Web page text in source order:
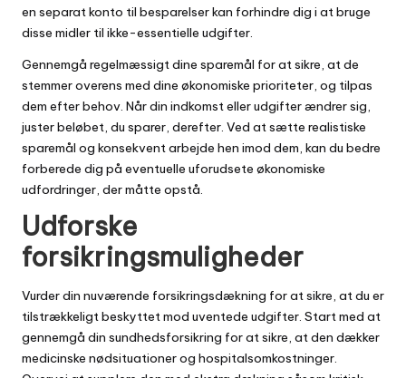
en separat konto til besparelser kan forhindre dig i at bruge
disse midler til ikke-essentielle udgifter.
Gennemgå regelmæssigt dine sparemål for at sikre, at de
stemmer overens med dine økonomiske prioriteter, og tilpas
dem efter behov. Når din indkomst eller udgifter ændrer sig,
juster beløbet, du sparer, derefter. Ved at sætte realistiske
sparemål og konsekvent arbejde hen imod dem, kan du bedre
forberede dig på eventuelle uforudsete økonomiske
udfordringer, der måtte opstå.
Udforske
forsikringsmuligheder
Vurder din nuværende forsikringsdækning for at sikre, at du er
tilstrækkeligt beskyttet mod uventede udgifter. Start med at
gennemgå din sundhedsforsikring for at sikre, at den dækker
medicinske nødsituationer og hospitalsomkostninger.